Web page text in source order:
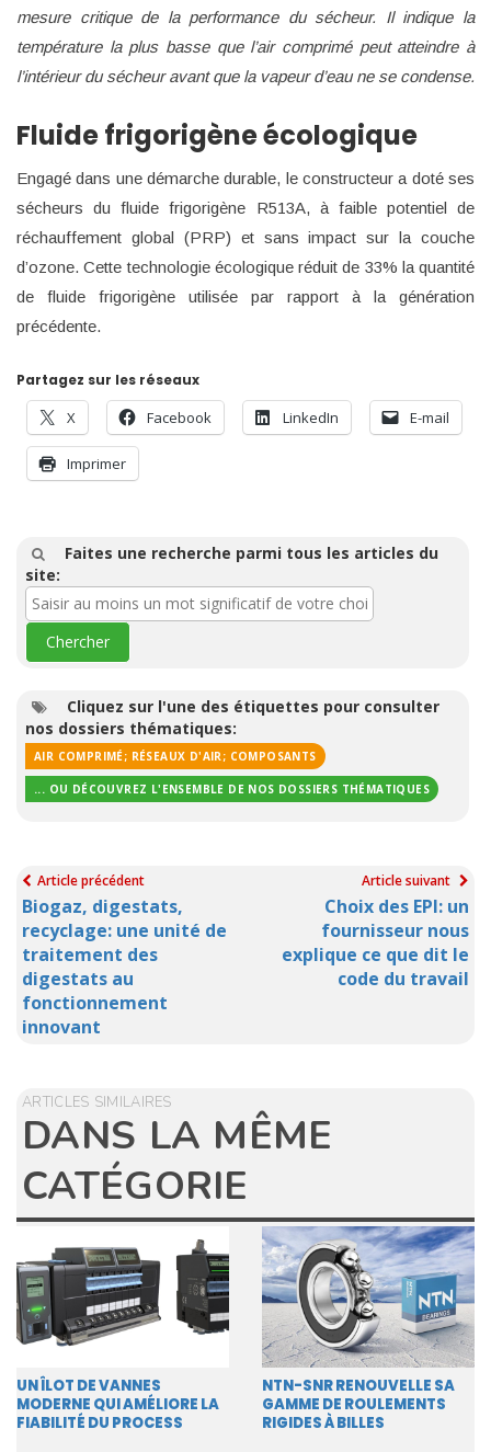
mesure critique de la performance du sécheur. Il indique la
température la plus basse que l’air comprimé peut atteindre à
l’intérieur du sécheur avant que la vapeur d’eau ne se condense.
Fluide frigorigène écologique
Engagé dans une démarche durable, le constructeur a doté ses
sécheurs du fluide frigorigène R513A, à faible potentiel de
réchauffement global (PRP) et sans impact sur la couche
d’ozone. Cette technologie écologique réduit de 33% la quantité
de fluide frigorigène utilisée par rapport à la génération
précédente.
Partagez sur les réseaux
X Facebook LinkedIn E-mail
Imprimer
Faites une recherche parmi tous les articles du
site:
Cliquez sur l'une des étiquettes pour consulter
nos dossiers thématiques:
AIR COMPRIMÉ; RÉSEAUX D'AIR; COMPOSANTS
... OU DÉCOUVREZ L'ENSEMBLE DE NOS DOSSIERS THÉMATIQUES
Article précédent
Biogaz, digestats,
recyclage: une unité de
traitement des
digestats au
fonctionnement
innovant
Article suivant
Choix des EPI: un
fournisseur nous
explique ce que dit le
code du travail
ARTICLES SIMILAIRES
DANS LA MÊME
CATÉGORIE
UN ÎLOT DE VANNES
MODERNE QUI AMÉLIORE LA
FIABILITÉ DU PROCESS
NTN-SNR RENOUVELLE SA
GAMME DE ROULEMENTS
RIGIDES À BILLES